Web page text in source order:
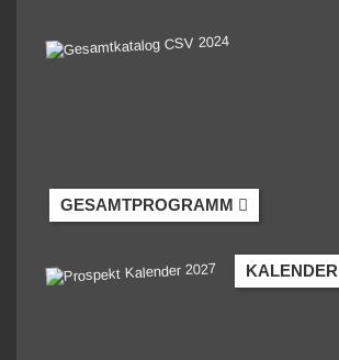
GESAMTPROGRAMM
KALENDER